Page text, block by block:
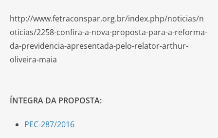
http://www.fetraconspar.org.br/index.php/noticias/n
oticias/2258-confira-a-nova-proposta-para-a-reforma-
da-previdencia-apresentada-pelo-relator-arthur-
oliveira-maia
ÍNTEGRA DA PROPOSTA:
PEC-287/2016